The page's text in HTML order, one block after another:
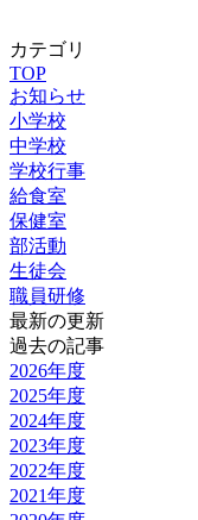
カテゴリ
TOP
お知らせ
小学校
中学校
学校行事
給食室
保健室
部活動
生徒会
職員研修
最新の更新
過去の記事
2026年度
2025年度
2024年度
2023年度
2022年度
2021年度